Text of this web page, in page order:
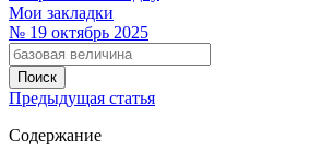
Мои закладки
№ 19 октябрь 2025
Предыдущая статья
Содержание